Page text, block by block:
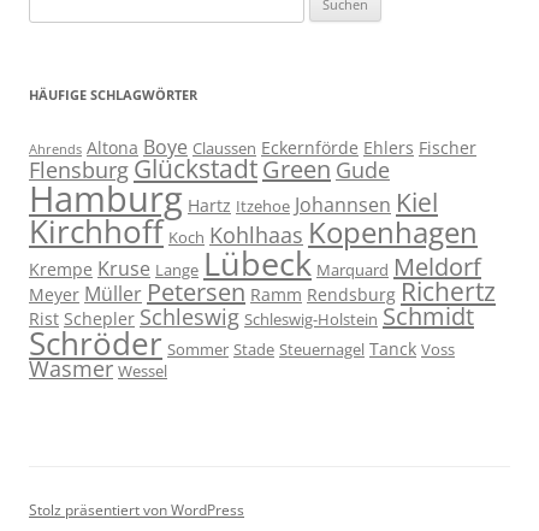
nach:
HÄUFIGE SCHLAGWÖRTER
Ahrends Altona Boye Claussen Eckernförde Ehlers Fischer
Flensburg GlückstadtGreen Gude
Hamburg Hartz Itzehoe Johannsen Kiel
Kirchhoff Koch Kohlhaas Kopenhagen
Krempe Kruse Lange Lübeck Marquard Meldorf
Meyer Müller Petersen Ramm Rendsburg Richertz
Rist Schepler Schleswig Schleswig-Holstein Schmidt
Schröder Sommer Stade Steuernagel Tanck Voss
Wasmer Wessel
Stolz präsentiert von WordPress